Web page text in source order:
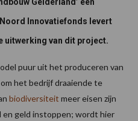
Gelderland’ een
Innovatiefonds levert
uitwerking van dit project.
puur uit het produceren van
het bedrijf draaiende te
biodiversiteit meer eisen zijn
geld instoppen; wordt hier